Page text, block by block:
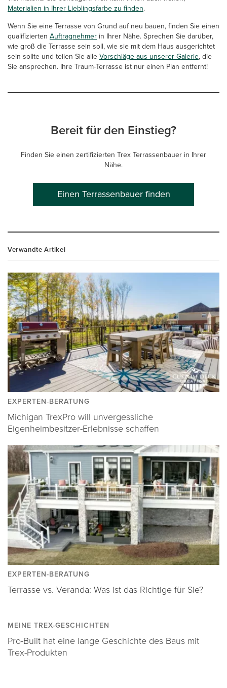
Materialien in Ihrer Lieblingsfarbe zu finden.
Wenn Sie eine Terrasse von Grund auf neu bauen, finden Sie einen
qualifizierten Auftragnehmer in Ihrer Nähe. Sprechen Sie darüber,
wie groß die Terrasse sein soll, wie sie mit dem Haus ausgerichtet
sein sollte und teilen Sie alleVorschläge aus unserer Galerie, die
Sie ansprechen. Ihre Traum-Terrasse ist nur einen Plan entfernt!
Bereit für den Einstieg?
Finden Sie einen zertifizierten Trex Terrassenbauer in Ihrer
Nähe.
Einen Terrassenbauer finden
Verwandte Artikel
EXPERTEN-BERATUNG
Michigan TrexPro will unvergessliche
Eigenheimbesitzer-Erlebnisse schaffen
EXPERTEN-BERATUNG
Terrasse vs. Veranda: Was ist das Richtige für Sie?
MEINE TREX-GESCHICHTEN
Pro-Built hat eine lange Geschichte des Baus mit
Trex-Produkten